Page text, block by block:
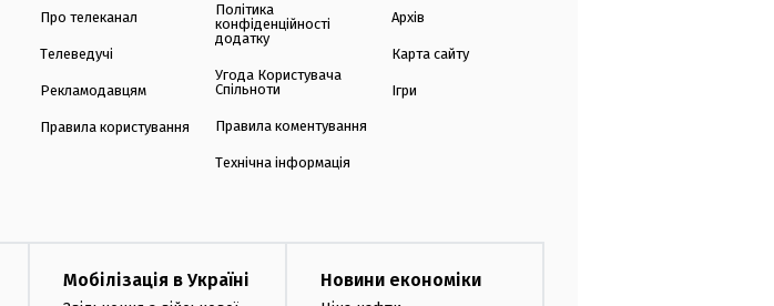
Про телеканал
Телеведучі
Рекламодавцям
Правила користування
Політика
конфіденційності
додатку
Угода Користувача
Спільноти
Правила коментування
Технічна інформація
Архів
Карта сайту
Ігри
Мобілізація в Україні Новини економіки